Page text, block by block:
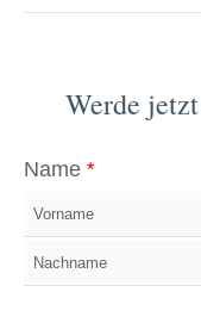
Werde
Name *